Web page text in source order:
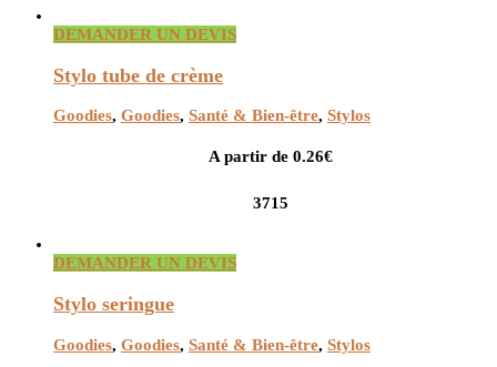
DEMANDER UN DEVIS
Stylo tube de crème
Goodies, Goodies, Santé & Bien-être, Stylos
A partir de 0.26€
3715
DEMANDER UN DEVIS
Stylo seringue
Goodies, Goodies, Santé & Bien-être, Stylos